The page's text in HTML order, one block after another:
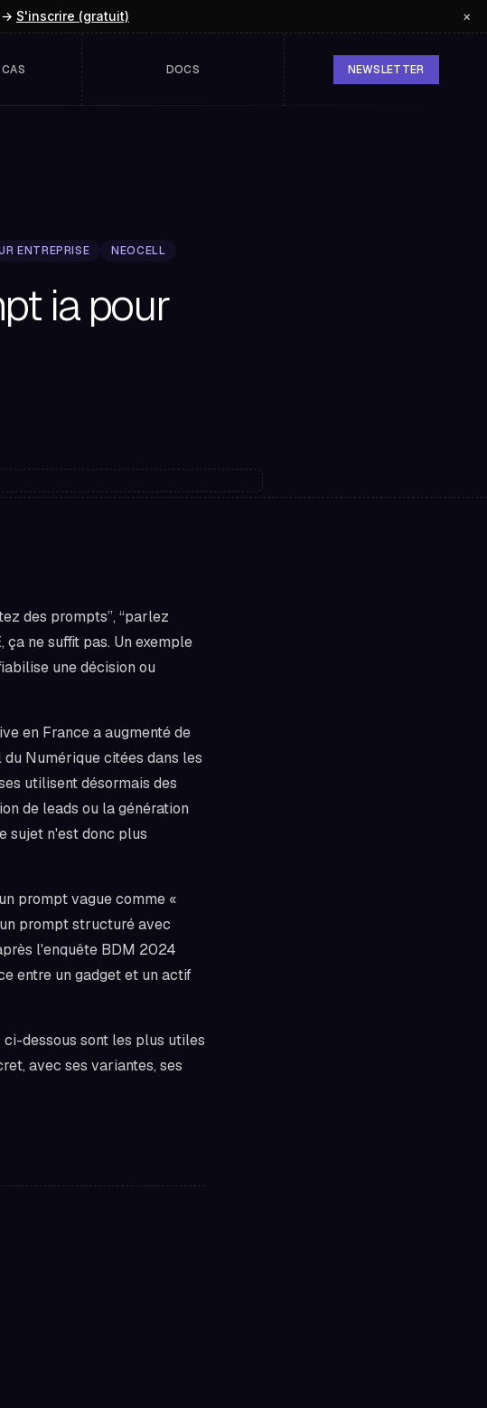
→ S'inscrire (gratuit) ×
DOCS NEWSLETTER
ENTREPRISE NEOCELL
ia pour
des prompts”, “parlez
ça ne suffit pas. Un exemple
une décision ou
en France a augmenté de
Numérique citées dans les
utilisent désormais des
de leads ou la génération
sujet n'est donc plus
prompt vague comme «
prompt structuré avec
l'enquête BDM 2024
entre un gadget et un actif
ci-dessous sont les plus utiles
avec ses variantes, ses